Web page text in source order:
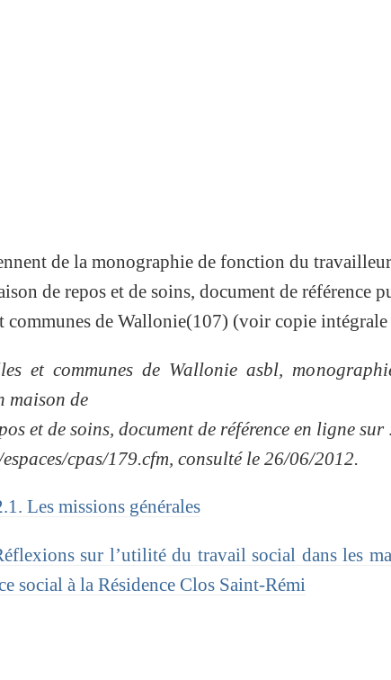
de la monographie de fonction du
de repos et de soins, document de référence
communes de Wallonie(107) (voir copie intégrale
et communes de Wallonie asbl,
maison de
et de soins, document de référence en ligne sur
cpas/179.cfm, consulté le 26/06/2012.
Les missions générales
sur l’utilité du travail social dans les
social à la Résidence Clos Saint-Rémi